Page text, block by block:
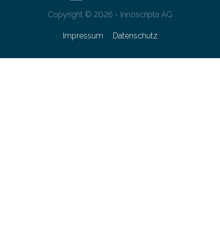
Copyright © 2026 - innoscripta AG
Impressum Datenschutz